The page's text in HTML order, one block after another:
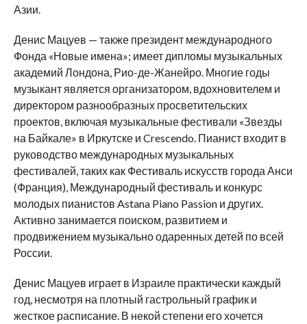
Азии.
Денис Мацуев — также президент международного
Фонда «Новые имена»; имеет дипломы музыкальных
академий Лондона, Рио-де-Жанейро. Многие годы
музыкант является организатором, вдохновителем и
директором разнообразных просветительских
проектов, включая музыкальные фестивали «Звезды
на Байкале» в Иркутске и Crescendo. Пианист входит в
руководство международных музыкальных
фестивалей, таких как Фестиваль искусств города Анси
(Франция), Международный фестиваль и конкурс
молодых пианистов Astana Piano Passion и других.
Активно занимается поиском, развитием и
продвижением музыкально одаренных детей по всей
России.
Денис Мацуев играет в Израиле практически каждый
год, несмотря на плотный гастрольный график и
жесткое расписание. В некой степени его хочется